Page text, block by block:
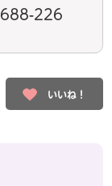
688-226
いいね！